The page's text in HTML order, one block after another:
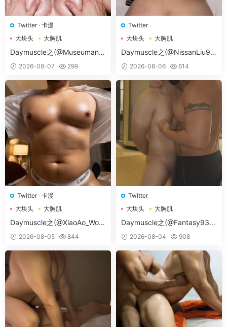
Twitter· 卡漫
大块头
大胸肌
大胸肌肉男
Daymuscle之(@Museumans-
@Museuman）
2026-08-07 299
Twitter
大块头
大胸肌
大胸肌肉男
Daymuscle之(@NissanLiu98
-@Nissan98）
2026-08-06 614
Twitter· 卡漫
大块头
大胸肌
大胸肌肉男
Daymuscle之(@XiaoAo_Worl
d-@XiaoAo.art）
2026-08-05 844
Twitter
大块头
大胸肌
大胸肌肉男
Daymuscle之(@Fantasy938
15579-@孔控Kong）
2026-08-04 908